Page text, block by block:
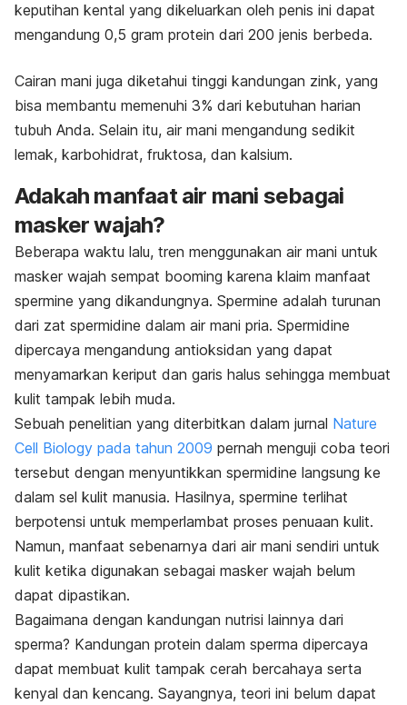
keputihan kental yang dikeluarkan oleh penis ini dapat
mengandung 0,5 gram protein dari 200 jenis berbeda.
Cairan mani juga diketahui tinggi kandungan zink, yang
bisa membantu memenuhi 3% dari kebutuhan harian
tubuh Anda. Selain itu, air mani mengandung sedikit
lemak, karbohidrat, fruktosa, dan kalsium.
Adakah manfaat air mani sebagai
masker wajah?
Beberapa waktu lalu, tren menggunakan air mani untuk
masker wajah sempat booming karena klaim manfaat
spermine yang dikandungnya. Spermine adalah turunan
dari zat spermidine dalam air mani pria. Spermidine
dipercaya mengandung antioksidan yang dapat
menyamarkan keriput dan garis halus sehingga membuat
kulit tampak lebih muda.
Sebuah penelitian yang diterbitkan dalam jurnal Nature
Cell Biology pada tahun 2009 pernah menguji coba teori
tersebut dengan menyuntikkan spermidine langsung ke
dalam sel kulit manusia. Hasilnya, spermine terlihat
berpotensi untuk memperlambat proses penuaan kulit.
Namun, manfaat sebenarnya dari air mani sendiri untuk
kulit ketika digunakan sebagai masker wajah belum
dapat dipastikan.
Bagaimana dengan kandungan nutrisi lainnya dari
sperma? Kandungan protein dalam sperma dipercaya
dapat membuat kulit tampak cerah bercahaya serta
kenyal dan kencang. Sayangnya, teori ini belum dapat